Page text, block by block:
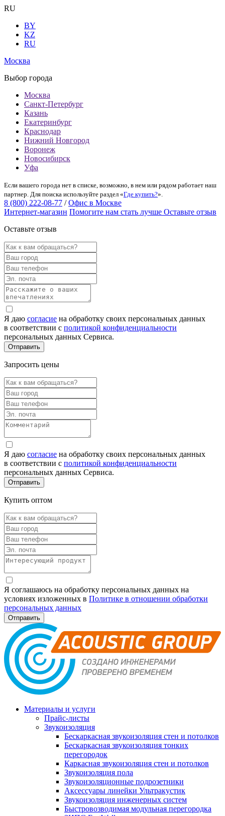
RU
BY
KZ
RU
Москва
Выбор города
Москва
Санкт-Петербург
Казань
Екатеринбург
Краснодар
Нижний Новгород
Воронеж
Новосибирск
Уфа
Если вашего города нет в списке, возможно, в нем или рядом работает наш
партнер. Для поиска используйте раздел «Где купить?».
8 (800) 222-08-77 / Офис в Москве
Интернет-магазин Помогите нам стать лучше Оставьте отзыв
Оставьте отзыв
Я даю согласие на обработку своих персональных данных
в соответствии с политикой конфиденциальности
персональных данных Сервиса.
Запросить цены
Я даю согласие на обработку своих персональных данных
в соответствии с политикой конфиденциальности
персональных данных Сервиса.
Купить оптом
Я соглашаюсь на обработку персональных данных на
условиях изложенных в Политике в отношении обработки
персональных данных
Материалы и услуги
Прайс-листы
Звукоизоляция
Бескаркасная звукоизоляция стен и потолков
Бескаркасная звукоизоляция тонких
перегородок
Каркасная звукоизоляция стен и потолков
Звукоизоляция пола
Звукоизоляционные подрозетники
Аксессуары линейки Ультракустик
Звукоизоляция инженерных систем
Быстровозводимая модульная перегородка